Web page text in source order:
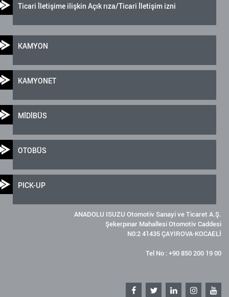
Ticari İletişime ilişkin Açık rıza/Ticari İletişim izni
KAMYON
KAMYONET
MİDİBÜS
OTOBÜS
PICK-UP
ANADOLU ISUZU Otomotiv Sanayi ve Ticaret A.Ş.
Şekerpınar Mahallesi Otomotiv Caddesi
N0:2 41435 ÇAYIROVA-KOCAELİ
Tel No : +90 850 200 19 00